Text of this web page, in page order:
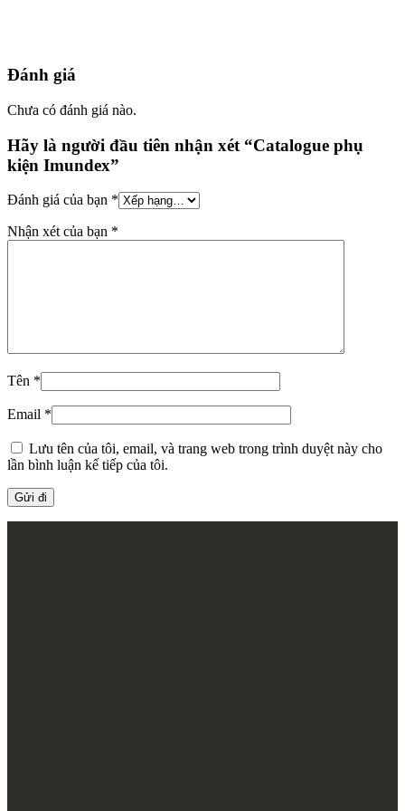
Đánh giá
Chưa có đánh giá nào.
Hãy là người đầu tiên nhận xét “Catalogue phụ
kiện Imundex”
Đánh giá của bạn *
Nhận xét của bạn *
Tên *
Email *
Lưu tên của tôi, email, và trang web trong trình duyệt này cho
lần bình luận kế tiếp của tôi.